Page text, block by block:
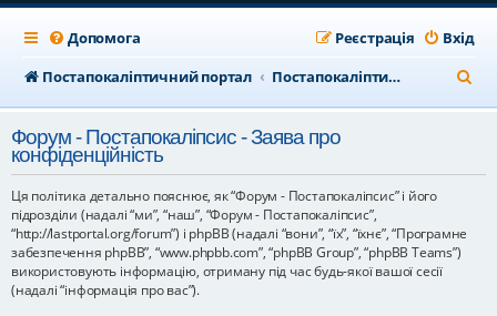
Допомога Вхід
Реєстрація
Постапокаліптичний портал
Постапокаліптичний форум
о
у
Форум - Постапокаліпсис - Заява про
конфіденційність
Ця політика детально пояснює, як “Форум - Постапокаліпсис” і його
підрозділи (надалі “ми”, “наш”, “Форум - Постапокаліпсис”,
“http://lastportal.org/forum”) і phpBB (надалі “вони”, “їх”, “їхнє”, “Програмне
забезпечення phpBB”, “www.phpbb.com”, “phpBB Group”, “phpBB Teams”)
використовують інформацію, отриману під час будь-якої вашої сесії
(надалі “інформація про вас”).